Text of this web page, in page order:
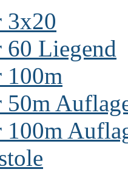
3x20
Liegend
100m